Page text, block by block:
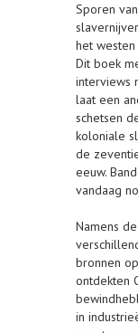
Sporen
het
Dit boek
interviews
laat een
schetsen
koloniale
de
eeuw.
vandaag
Namens
bronnen
ontdekten
in